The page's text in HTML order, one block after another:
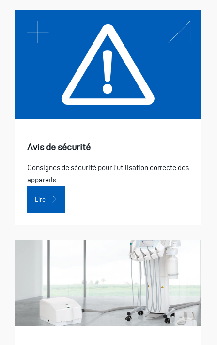
Avis de sécurité
Consignes de sécurité pour l'utilisation correcte des
appareils...
Lire